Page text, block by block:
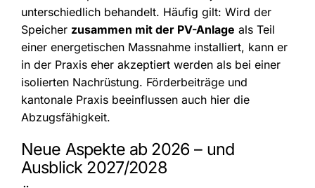
unterschiedlich behandelt. Häufig gilt: Wird der
Speicher zusammen mit der PV-Anlage als Teil
einer energetischen Massnahme installiert, kann er
in der Praxis eher akzeptiert werden als bei einer
isolierten Nachrüstung. Förderbeiträge und
kantonale Praxis beeinflussen auch hier die
Abzugsfähigkeit.
Neue Aspekte ab 2026 – und
Ausblick 2027/2028